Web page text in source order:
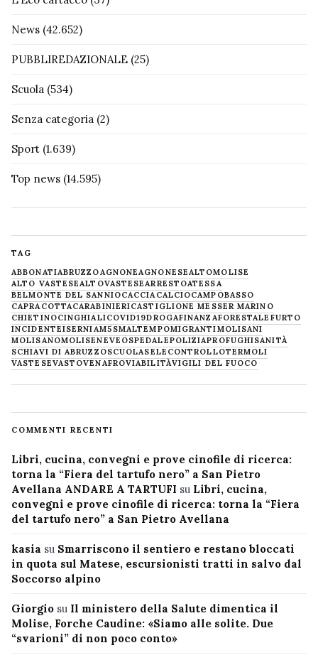
News (42.652)
PUBBLIREDAZIONALE (25)
Scuola (534)
Senza categoria (2)
Sport (1.639)
Top news (14.595)
TAG
ABBONATIABRUZZOAGNONEAGNONESEALTOMOLISE
ALTO VASTESEALTOVASTESEARRESTOATESSA
BELMONTE DEL SANNIOCACCIA CALCIOCAMPOBASSO
CAPRACOTTACARABINIERICASTIGLIONE MESSER MARINO
CHIETINOCINGHIALICOVID19DROGAFINANZAFORESTALE FURTO
INCIDENTEISERNIAM5SMALTEMPOMIGRANTIMOLISANI
MOLISANOMOLISENEVE OSPEDALEPOLIZIAPROFUGHISANITÀ
SCHIAVI DI ABRUZZOSCUOLASELECONTROLLOTERMOLI
VASTESEVASTOVENAFROVIABILITÀVIGILI DEL FUOCO
COMMENTI RECENTI
Libri, cucina, convegni e prove cinofile di ricerca:
torna la “Fiera del tartufo nero” a San Pietro
Avellana ANDARE A TARTUFI su Libri, cucina,
convegni e prove cinofile di ricerca: torna la “Fiera
del tartufo nero” a San Pietro Avellana
kasia su Smarriscono il sentiero e restano bloccati
in quota sul Matese, escursionisti tratti in salvo dal
Soccorso alpino
Giorgio su Il ministero della Salute dimentica il
Molise, Forche Caudine: «Siamo alle solite. Due
“svarioni” di non poco conto»